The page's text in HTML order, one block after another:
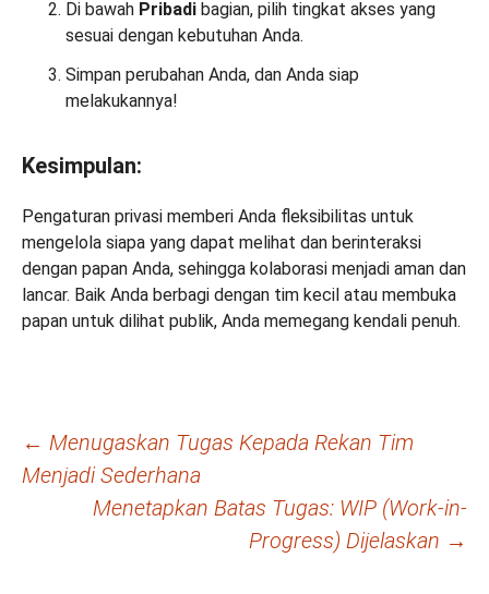
Di bawah Pribadi bagian, pilih tingkat akses yang
sesuai dengan kebutuhan Anda.
Simpan perubahan Anda, dan Anda siap
melakukannya!
Kesimpulan:
Pengaturan privasi memberi Anda fleksibilitas untuk
mengelola siapa yang dapat melihat dan berinteraksi
dengan papan Anda, sehingga kolaborasi menjadi aman dan
lancar. Baik Anda berbagi dengan tim kecil atau membuka
papan untuk dilihat publik, Anda memegang kendali penuh.
Navigasi
Tulisan
← Menugaskan Tugas Kepada Rekan Tim
Menjadi Sederhana
Menetapkan Batas Tugas: WIP (Work-in-
Progress) Dijelaskan →